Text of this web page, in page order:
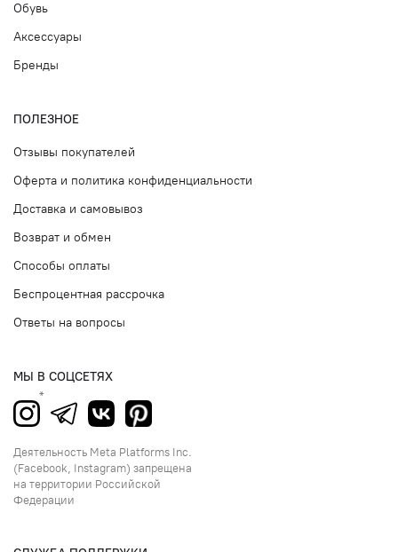
Обувь
Аксессуары
Бренды
ПОЛЕЗНОЕ
Отзывы покупателей
Оферта и политика конфиденциальности
Доставка и самовывоз
Возврат и обмен
Способы оплаты
Беспроцентная рассрочка
Ответы на вопросы
МЫ В СОЦСЕТЯХ
Деятельность Meta Platforms Inc.
(Facebook, Instagram) запрещена
на территории Российской
Федерации